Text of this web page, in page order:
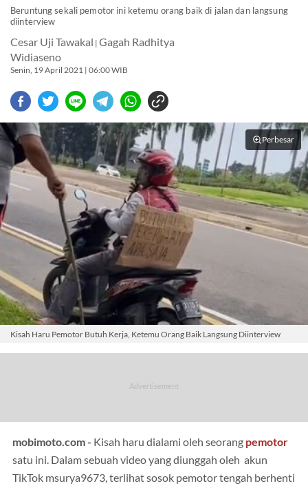
Beruntung sekali pemotor ini ketemu orang baik di jalan dan langsung
diinterview
Cesar Uji Tawakal | Gagah Radhitya
Widiaseno
Senin, 19 April 2021 | 06:00 WIB
Perbesar
Kisah Haru Pemotor Butuh Kerja, Ketemu Orang Baik Langsung Diinterview
mobimoto.com - Kisah haru dialami oleh seorang pemotor
satu ini. Dalam sebuah video yang diunggah oleh akun
TikTok msurya9673, terlihat sosok pemotor tengah berhenti